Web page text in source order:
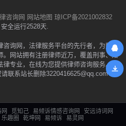
咨询网 网站地图 琼ICP备2021002832
安全运行2528天.
咨询网，法律服务平台的先行者，为数千
。网站拥有注册律师近万，覆盖刑事、婚
专业，在线为您提供律师咨询服务。文
联系站长删除3220416625@qq.com
觅知己 易倾诉情感咨询网
安远诗词网
乐趣圈 乾坤网 易倾诉 易灵网